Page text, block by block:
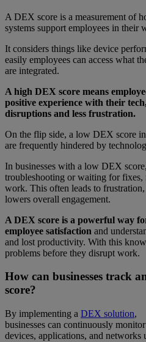
A DEX score is a measurement of
systems support employees in their
It considers things like device
easily employees can access what
are integrated.
A high DEX score means
positive experience with their
disruptions and less frustration.
On the flip side, a low DEX score
are frequently hindered by
In businesses with a low DEX
troubleshooting or waiting for fixes,
work. This often leads to
lowers overall engagement.
A DEX score is a powerful way
employee satisfaction and
and lost productivity. With this
problems before they disrupt work.
How can businesses track
score?
By implementing a DEX solution,
businesses can continuously
devices, applications, and networks